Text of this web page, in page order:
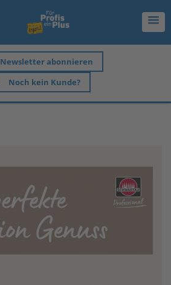
Newsletter abonnieren
Noch kein Kunde?